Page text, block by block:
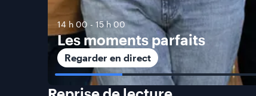
14 h 00 - 15 h 00
Les moments parfaits
Regarder en direct